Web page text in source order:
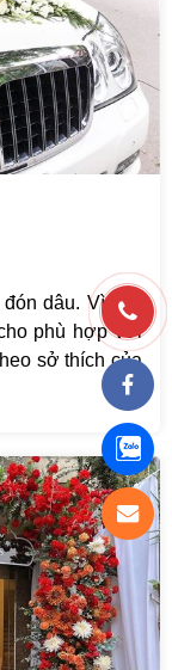
dâu. Vì vậy
phù hợp với
sở thích của
phụ thuộc vào
đi đón dâu xa,
cáp, bền với
đình cách nhau
mỏng manh
lan, trắng…
kết hợp thêm
rể cũng cần
loại hoa
bạn tiết kiệm